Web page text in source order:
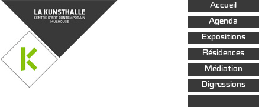
Aller au
contenu
principal
Accueil
Agenda
Expositions
Résidences
Médiation
Digressions